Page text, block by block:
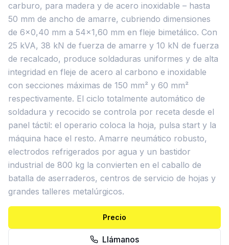
carburo, para madera y de acero inoxidable – hasta
50 mm de ancho de amarre, cubriendo dimensiones
de 6×0,40 mm a 54×1,60 mm en fleje bimetálico. Con
25 kVA, 38 kN de fuerza de amarre y 10 kN de fuerza
de recalcado, produce soldaduras uniformes y de alta
integridad en fleje de acero al carbono e inoxidable
con secciones máximas de 150 mm² y 60 mm²
respectivamente. El ciclo totalmente automático de
soldadura y recocido se controla por receta desde el
panel táctil: el operario coloca la hoja, pulsa start y la
máquina hace el resto. Amarre neumático robusto,
electrodos refrigerados por agua y un bastidor
industrial de 800 kg la convierten en el caballo de
batalla de aserraderos, centros de servicio de hojas y
grandes talleres metalúrgicos.
Precio
Llámanos